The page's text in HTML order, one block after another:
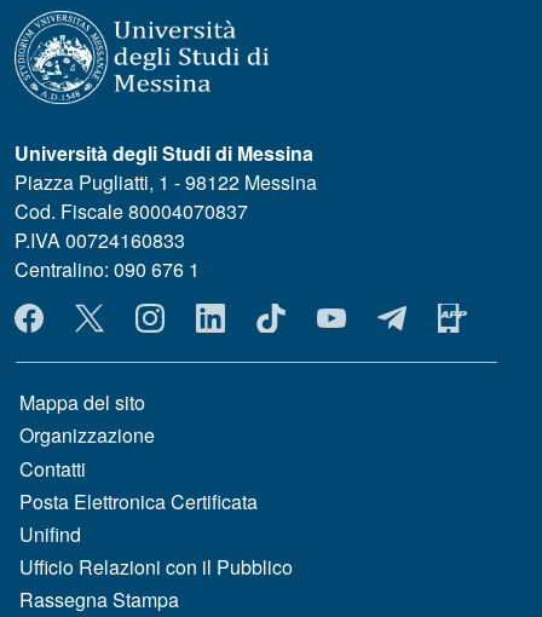
Università degli Studi di Messina
Piazza Pugliatti, 1 - 98122 Messina
Cod. Fiscale 80004070837
P.IVA 00724160833
Centralino: 090 676 1
MENÙ SOCIAL
MENÙ FOOTER 1
Mappa del sito
Organizzazione
Contatti
Posta Elettronica Certificata
Unifind
Ufficio Relazioni con il Pubblico
Rassegna Stampa